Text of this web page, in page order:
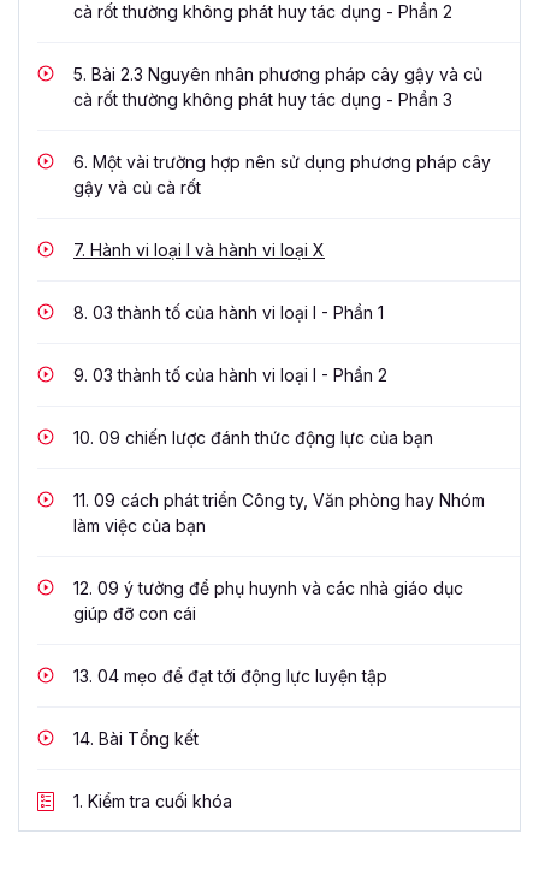
cà rốt thường không phát huy tác dụng - Phần 2
5. Bài 2.3 Nguyên nhân phương pháp cây gậy và củ
cà rốt thường không phát huy tác dụng - Phần 3
6. Một vài trường hợp nên sử dụng phương pháp cây
gậy và củ cà rốt
7. Hành vi loại I và hành vi loại X
8. 03 thành tố của hành vi loại I - Phần 1
9. 03 thành tố của hành vi loại I - Phần 2
10. 09 chiến lược đánh thức động lực của bạn
11. 09 cách phát triển Công ty, Văn phòng hay Nhóm
làm việc của bạn
12. 09 ý tưởng để phụ huynh và các nhà giáo dục
giúp đỡ con cái
13. 04 mẹo để đạt tới động lực luyện tập
14. Bài Tổng kết
1. Kiểm tra cuối khóa